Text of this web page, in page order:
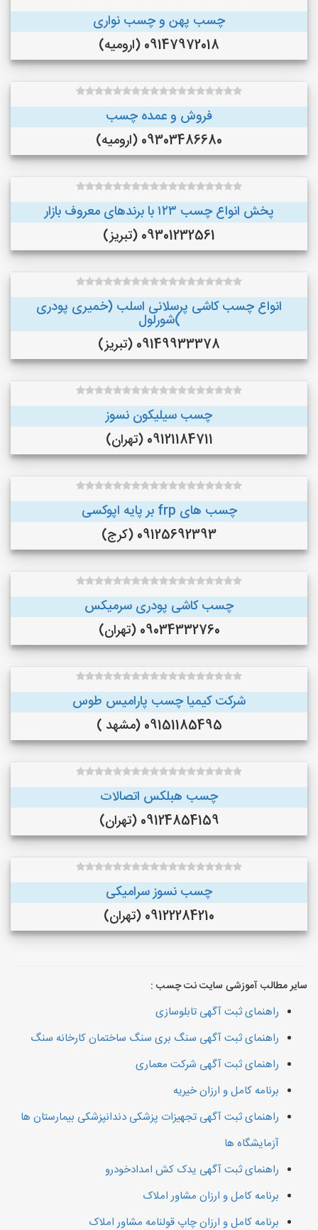
چسب پهن و چسب نواری
09147972018 (ارومیه)
فروش و عمده چسب
09303486680 (ارومیه)
پخش انواع چسب ۱۲۳ با برندهای معروف بازار
09301232561 (تبریز)
انواع چسب کاشی پرسلانی اسلب (خمیری پودری
)شورلول
09149933378 (تبریز)
چسب سیلیکون نسوز
09121184711 (تهران)
چسب های frp بر پایه اپوکسی
09125692393 (کرج)
چسب کاشی پودری سرمیکس
09034332760 (تهران)
شرکت کیمیا چسب پارامیس طوس
09151185495 (مشهد )
چسب هبلکس اتصالات
09124854159 (تهران)
چسب نسوز سرامیکی
09122284210 (تهران)
سایر مطالب آموزشی سایت نت چسب :
راهنمای ثبت آگهی تابلوسازی
راهنمای ثبت آگهی سنگ بری سنگ ساختمان کارخانه سنگ
راهنمای ثبت آگهی شرکت معماری
برنامه کامل و ارزان خیریه
راهنمای ثبت آگهی تجهیزات پزشکی دندانپزشکی بیمارستان ها
آزمایشگاه ها
راهنمای ثبت آگهی یدک کش امدادخودرو
برنامه کامل و ارزان مشاور املاک
برنامه کامل و ارزان چاپ قولنامه مشاور املاک